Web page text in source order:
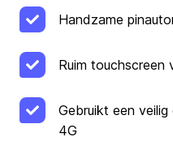
Handzame
Ruim touchscreen
Gebruikt een
4G